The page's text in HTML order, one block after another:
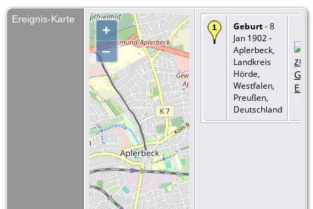
Ereignis-Karte
+
–
Geburt- 8
Jan 1902 -
Aplerbeck,
Landkreis
Hörde,
Westfalen,
Preußen,
Deutschland